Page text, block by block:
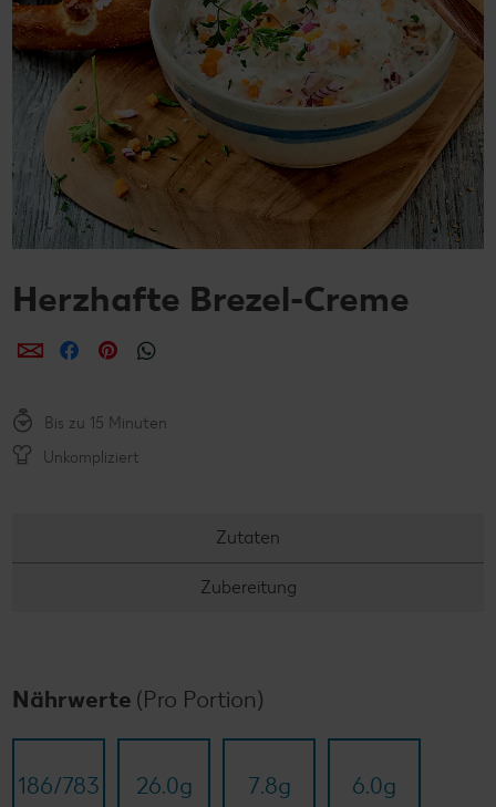
Herzhafte Brezel-Creme
per E-Mail teilen
per Facebook teilen
per Pinterest teilen
Bis zu 15 Minuten
Unkompliziert
Zutaten
Zubereitung
Nährwerte (Pro Portion)
186/​783 26.0g 7.8g 6.0g